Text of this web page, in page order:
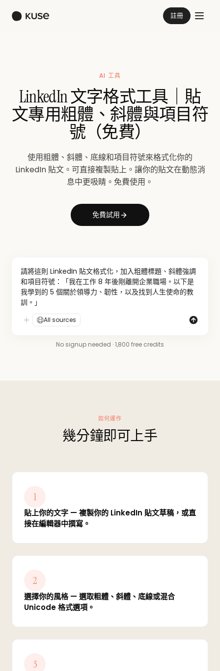
註冊
AI 工具
LinkedIn 文字格式工具｜貼
文專用粗體、斜體與項目符
號（免費）
使用粗體、斜體、底線和項目符號來格式化你的
LinkedIn 貼文。可直接複製貼上。讓你的貼文在動態消
息中更吸睛。免費使用。
免費試用
請將這則 LinkedIn 貼文格式化，加入粗體標題、斜體強調
和項目符號：「我在工作 8 年後剛離開企業職場。以下是
我學到的 5 個關於領導力、韌性，以及找到人生使命的教
訓。」
All sources
No signup needed · 1,800 free credits
如何運作
幾分鐘即可上手
1
貼上你的文字 — 複製你的 LinkedIn 貼文草稿，或直
接在編輯器中撰寫。
2
選擇你的風格 — 選取粗體、斜體、底線或混合
Unicode 格式選項。
3